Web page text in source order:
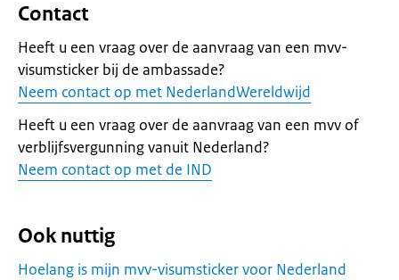
Contact
Heeft u een vraag over de aanvraag van een mvv-
visumsticker bij de ambassade?
Neem contact op met NederlandWereldwijd
Heeft u een vraag over de aanvraag van een mvv of
verblijfsvergunning vanuit Nederland?
Neem contact op met de IND
Ook nuttig
Hoelang is mijn mvv-visumsticker voor Nederland